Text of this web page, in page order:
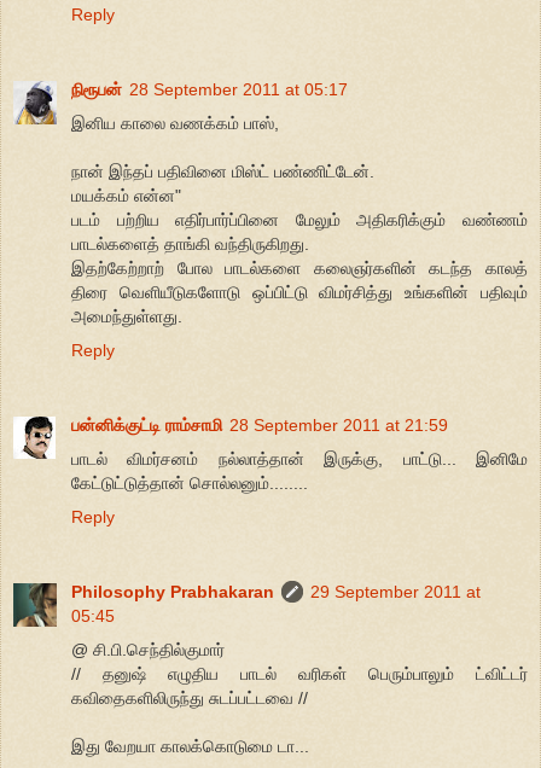
Reply
நிரூபன் 28 September 2011 at 05:17
இனிய காலை வணக்கம் பாஸ்,
நான் இந்தப் பதிவினை மிஸ்ட் பண்ணிட்டேன்.
மயக்கம் என்ன"
படம் பற்றிய எதிர்பார்ப்பினை மேலும் அதிகரிக்கும் வண்ணம்
பாடல்களைத் தாங்கி வந்திருகிறது.
இதற்கேற்றாற் போல பாடல்களை கலைஞர்களின் கடந்த காலத்
திரை வெளியீடுகளோடு ஒப்பிட்டு விமர்சித்து உங்களின் பதிவும்
அமைந்துள்ளது.
Reply
பன்னிக்குட்டி ராம்சாமி 28 September 2011 at 21:59
பாடல் விமர்சனம் நல்லாத்தான் இருக்கு, பாட்டு... இனிமே
கேட்டுட்டுத்தான் சொல்லனும்........
Reply
Philosophy Prabhakaran
29 September 2011 at
05:45
@ சி.பி.செந்தில்குமார்
// தனுஷ் எழுதிய பாடல் வரிகள் பெரும்பாலும் ட்விட்டர்
கவிதைகளிலிருந்து சுடப்பட்டவை //
இது வேறயா காலக்கொடுமை டா...